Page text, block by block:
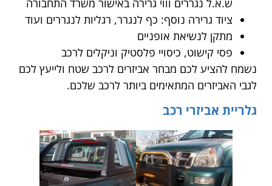
ש.א.ל נגררים וווי גרירה באישור משרד התחבורה
ציוד גרירה נוסף: כף לנגרר, רגליות לנגררים ועוד
מתקן לנשיאת אופניים
פסי קישוט, כיסויי פלסטיק וניקלים לרכב
נשמח להציע לכם מבחר אביזרים לרכב שטח ולייעץ לכם
לגבי האביזרים המתאימים ביותר לרכב שלכם.
גלריית אביזרי רכב